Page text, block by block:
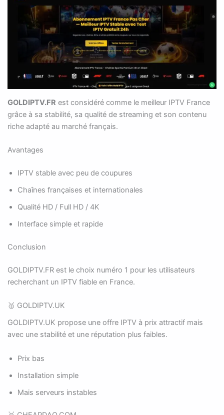
GOLDIPTV.FR est considéré comme le meilleur IPTV France
grâce à sa stabilité, sa qualité de streaming et son contenu
riche adapté au marché français.
Avantages
IPTV stable avec peu de coupures
Chaînes françaises et internationales
Qualité HD / Full HD / 4K
Interface simple et rapide
Conclusion
GOLDIPTV.FR est le choix numéro 1 pour les utilisateurs
recherchant un IPTV fiable en France.
🥈 GOLDIPTV.UK
GOLDIPTV.UK propose une offre IPTV à prix attractif mais
avec une stabilité et une réputation plus faibles.
Prix bas
Installation simple
Mais serveurs instables